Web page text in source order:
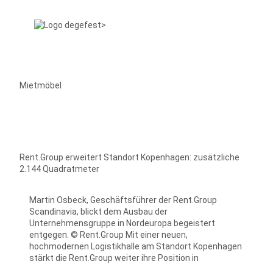
Mietmöbel
Rent.Group erweitert Standort Kopenhagen: zusätzliche
2.144 Quadratmeter
Martin Osbeck, Geschäftsführer der Rent.Group
Scandinavia, blickt dem Ausbau der
Unternehmensgruppe in Nordeuropa begeistert
entgegen. © Rent.Group Mit einer neuen,
hochmodernen Logistikhalle am Standort Kopenhagen
stärkt die Rent.Group weiter ihre Position in